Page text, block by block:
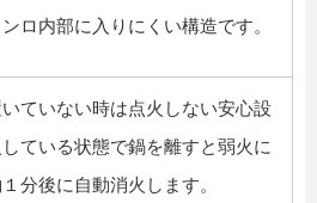
ロ内部に入りにくい構造です。
ていない時は点火しない安心設
ている状態で鍋を離すと弱火に
分後に自動消火します。